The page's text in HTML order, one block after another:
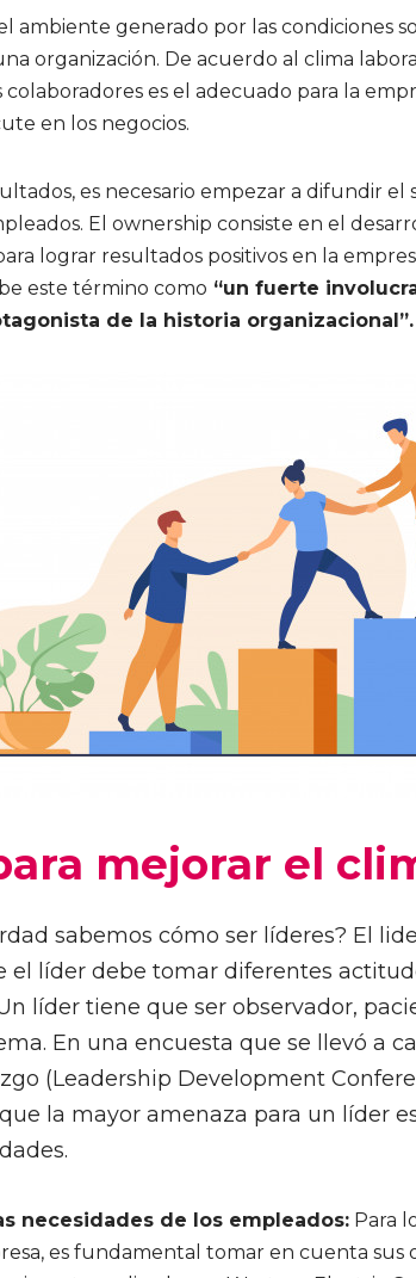
ambiente generado por las condiciones
organización. De acuerdo al clima
es el adecuado para la
en los negocios.
es necesario empezar a difundir
El ownership consiste en el
lograr resultados positivos en la
este término como “un fuerte
de la historia organizacional”.
mejorar el
sabemos cómo ser líderes? El
el líder debe tomar diferentes
líder tiene que ser observador,
En una encuesta que se llevó a
(Leadership Development
la mayor amenaza para un líder
necesidades de los empleados: Para
es fundamental tomar en cuenta sus